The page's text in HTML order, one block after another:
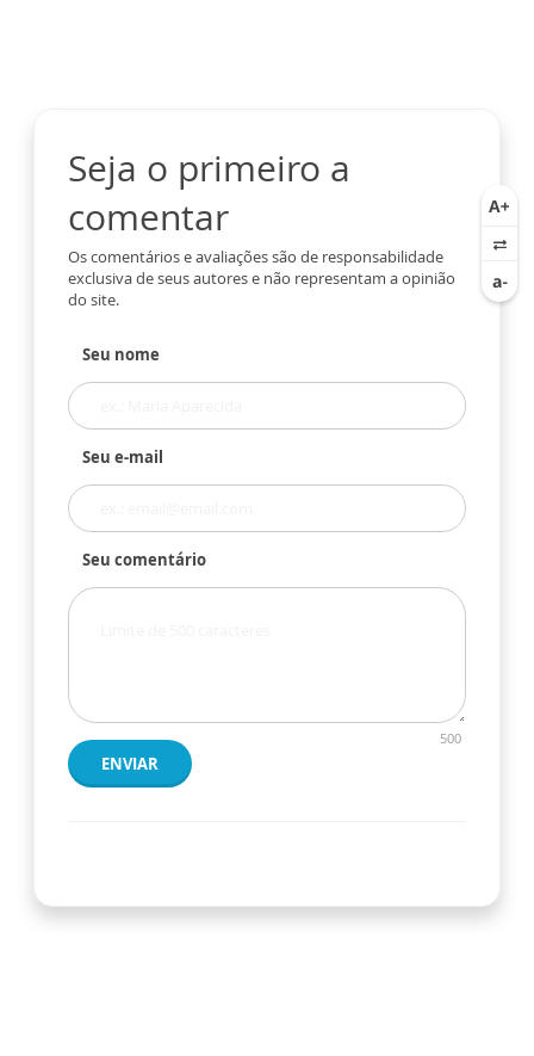
Seja o primeiro a
comentar
Os comentários e avaliações são de responsabilidade
exclusiva de seus autores e não representam a opinião
do site.
Seu nome
Seu e-mail
Seu comentário
500
ENVIAR